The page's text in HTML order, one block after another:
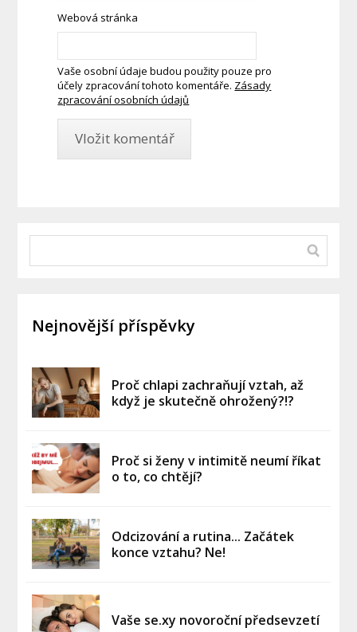
Webová stránka
Vaše osobní údaje budou použity pouze pro
účely zpracování tohoto komentáře. Zásady
zpracování osobních údajů
Nejnovější příspěvky
Proč chlapi zachraňují vztah, až
když je skutečně ohrožený?!?
Proč si ženy v intimitě neumí říkat
o to, co chtějí?
Odcizování a rutina... Začátek
konce vztahu? Ne!
Vaše se.xy novoroční předsevzetí